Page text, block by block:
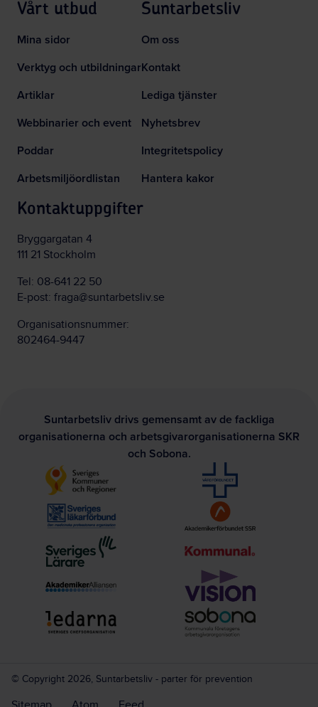
Vårt utbud
Mina sidor
Verktyg och utbildningar
Artiklar
Webbinarier och event
Poddar
Arbetsmiljöordlistan
Suntarbetsliv
Om oss
Kontakt
Lediga tjänster
Nyhetsbrev
Integritetspolicy
Hantera kakor
Kontaktuppgifter
Bryggargatan 4
111 21 Stockholm
Tel: 08-641 22 50
E-post: fraga@suntarbetsliv.se
Organisationsnummer:
802464-9447
Suntarbetsliv drivs gemensamt av de fackliga
organisationerna och arbetsgivarorganisationerna SKR
och Sobona.
© Copyright 2026, Suntarbetsliv - parter för prevention